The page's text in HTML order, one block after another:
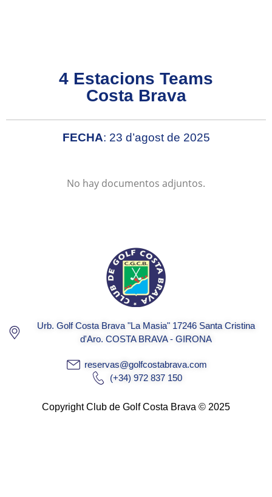
4 Estacions Teams
Costa Brava
FECHA: 23 d’agost de 2025
No hay documentos adjuntos.
Urb. Golf Costa Brava "La Masia" 17246 Santa Cristina
d'Aro. COSTA BRAVA - GIRONA
reservas@golfcostabrava.com
(+34) 972 837 150
Copyright Club de Golf Costa Brava © 2025